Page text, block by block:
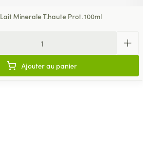
Minerale T.haute Prot. 100ml
Ajouter au panier